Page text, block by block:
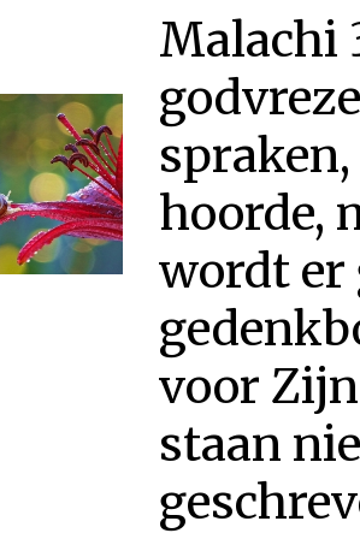
Malachi
hoorde,
wordt er
voor
staan